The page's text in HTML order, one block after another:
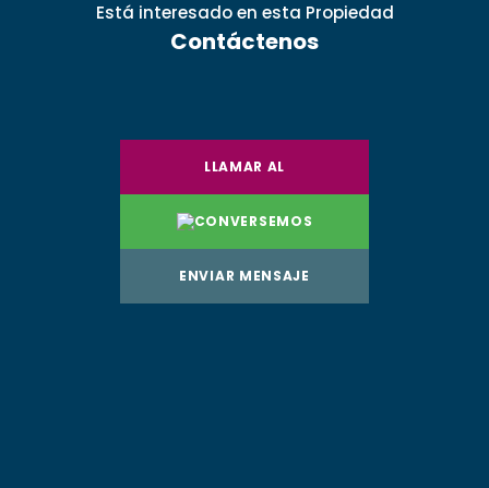
Está interesadoen esta Propiedad
Contáctenos
LLAMAR AL
CONVERSEMOS
ENVIAR MENSAJE